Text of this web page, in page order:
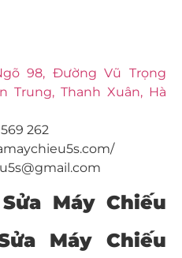
98, Đường Vũ Trọng
Trung, Thanh Xuân, Hà
262
Máy Chiếu
Máy Chiếu